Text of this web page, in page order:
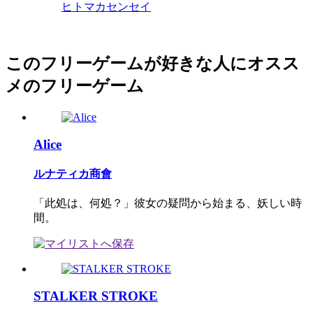
ヒトマカセンセイ
このフリーゲームが好きな人にオスス
メのフリーゲーム
Alice
ルナティカ商會
「此処は、何処？」彼女の疑問から始まる、妖しい時
間。
STALKER STROKE